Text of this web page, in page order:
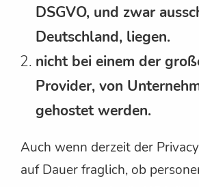
DSGVO, und zwar
Deutschland, liegen.
nicht bei einem der
Provider, von
gehostet werden.
Auch wenn derzeit der
auf Dauer fraglich, ob